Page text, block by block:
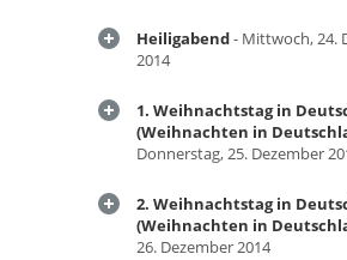
Heiligabend- Mittwoch, 24.
2014
1. Weihnachtstag in
(Weihnachten in
Donnerstag, 25. Dezember
2. Weihnachtstag in
(Weihnachten in
26. Dezember 2014